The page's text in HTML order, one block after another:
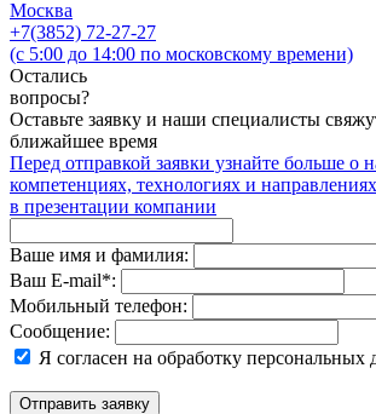
Москва
+7(3852) 72-27-27
(с 5:00 до 14:00 по московскому времени)
Остались
вопросы?
Оставьте заявку и наши специалисты
ближайшее время
Перед отправкой заявки узнайте больше о
компетенциях, технологиях и
в презентации компании
Ваше имя и фамилия:
Ваш E‑mail*:
Мобильный телефон:
Сообщение:
Я согласен на обработку персональных
Отправить заявку